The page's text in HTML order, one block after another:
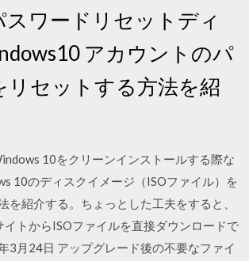
スワードリセットディ
アカウントのパ
リセットする方法を紹
10をクリーンインストールする際な
10のディスクイメージ（ISOファイル）を
を紹介する。ちょっとした工夫をすると、
トからISOファイルを直接ダウンロードで
3月24日 アップグレード後の不要なファイ